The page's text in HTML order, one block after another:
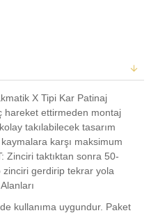
X Tipi Kar Patinaj
hareket ettirmeden montaj
takılabilecek tasarım
karşı maksimum
Zinciri taktıktan sonra 50-
gerdirip tekrar yola
kullanıma uygundur. Paket